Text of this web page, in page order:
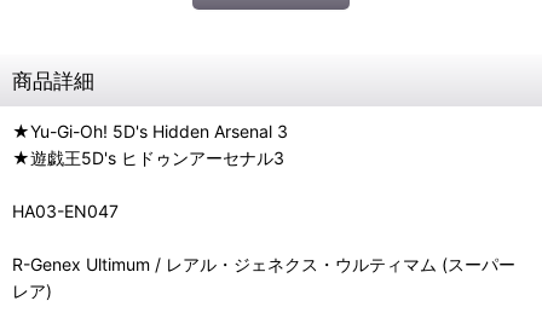
商品詳細
★Yu-Gi-Oh! 5D's Hidden Arsenal 3
★遊戯王5D's ヒドゥンアーセナル3
HA03-EN047
R-Genex Ultimum / レアル・ジェネクス・ウルティマム (スーパー
レア)